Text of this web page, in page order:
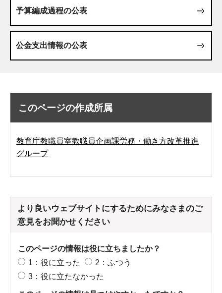
予算編成過程の公表
公金支出情報の公表
このページの作成所属
教育庁教職員室教職員企画課労務・働き方改革推進
グループ
より良いウェブサイトにするためにみなさまのご
意見をお聞かせください
このページの情報は役に立ちましたか？
1：役に立った
2：ふつう
3：役に立たなかった